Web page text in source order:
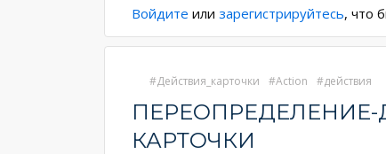
Войдите или зарегистрируйтесь, что
Действия_карточки Action действия
КАРТОЧКИ